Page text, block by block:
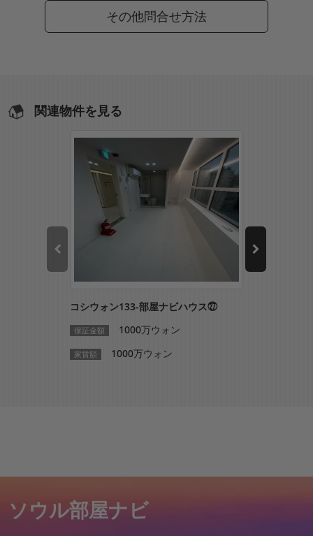
その他問合せ方法
関連物件を見る
コシウォン133-部屋ナビハウス㉗
保証金額 1000万ウォン
家賃額 1000万ウォン
ソウル部屋ナビ